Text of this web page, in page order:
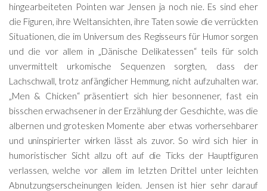
hingearbeiteten Pointen war Jensen ja noch nie. Es sind eher
die Figuren, ihre Weltansichten, ihre Taten sowie die verrückten
Situationen, die im Universum des Regisseurs für Humor sorgen
und die vor allem in „Dänische Delikatessen“ teils für solch
unvermittelt urkomische Sequenzen sorgten, dass der
Lachschwall, trotz anfänglicher Hemmung, nicht aufzuhalten war.
„Men & Chicken“ präsentiert sich hier besonnener, fast ein
bisschen erwachsener in der Erzählung der Geschichte, was die
albernen und grotesken Momente aber etwas vorhersehbarer
und uninspirierter wirken lässt als zuvor. So wird sich hier in
humoristischer Sicht allzu oft auf die Ticks der Hauptfiguren
verlassen, welche vor allem im letzten Drittel unter leichten
Abnutzungserscheinungen leiden. Jensen ist hier sehr darauf